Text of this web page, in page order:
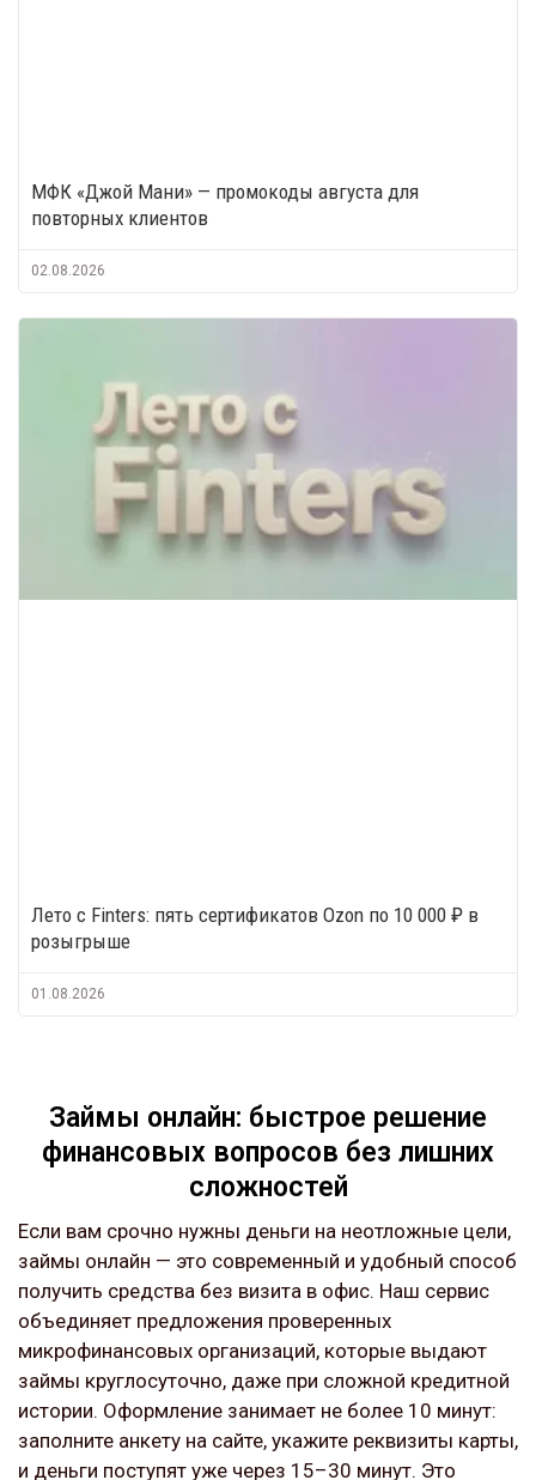
МФК «Джой Мани» — промокоды августа для
повторных клиентов
02.08.2026
Лето с Finters: пять сертификатов Ozon по 10 000 ₽ в
розыгрыше
01.08.2026
Займы онлайн: быстрое решение
финансовых вопросов без лишних
сложностей
Если вам срочно нужны деньги на неотложные цели,
займы онлайн — это современный и удобный способ
получить средства без визита в офис. Наш сервис
объединяет предложения проверенных
микрофинансовых организаций, которые выдают
займы круглосуточно, даже при сложной кредитной
истории. Оформление занимает не более 10 минут:
заполните анкету на сайте, укажите реквизиты карты,
и деньги поступят уже через 15–30 минут. Это